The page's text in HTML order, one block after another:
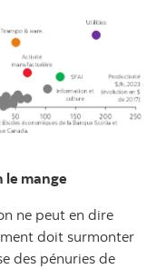
le mange
ne peut en dire
doit surmonter
des pénuries de